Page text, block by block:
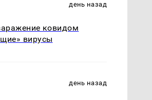
день назад
ковидом
вирусы
день назад